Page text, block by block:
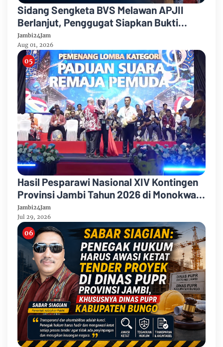
Sidang Sengketa BVS Melawan APJII
Berlanjut, Penggugat Siapkan Bukti
Dugaan Pelanggaran Konstitusi
Organisasi
Jambi24Jam
Aug 01, 2026
Hasil Pesparawi Nasional XIV Kontingen
Provinsi Jambi Tahun 2026 di Monokwari
Papua Barat
Jambi24Jam
Jul 29, 2026